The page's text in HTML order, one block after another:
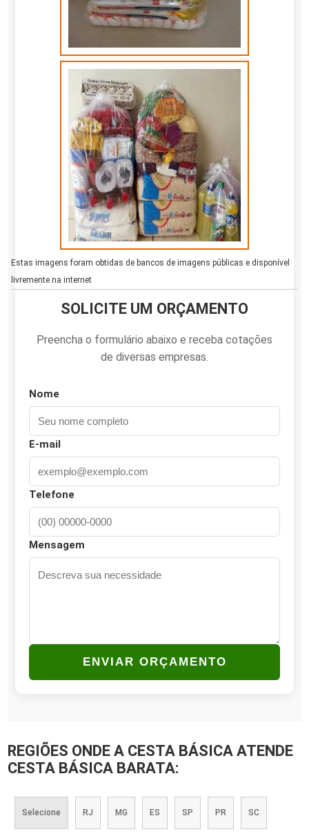
Estas imagens foram obtidas de bancos de imagens públicas e disponível
livremente na internet
SOLICITE UM ORÇAMENTO
Preencha o formulário abaixo e receba cotações
de diversas empresas.
Nome
E-mail
Telefone
Mensagem
ENVIAR ORÇAMENTO
REGIÕES ONDE A CESTA BÁSICA ATENDE
CESTA BÁSICA BARATA:
Selecione RJ MG ES SP PR SC